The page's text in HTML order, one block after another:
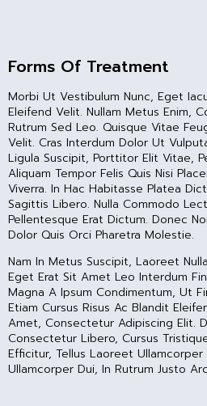
Forms Of Treatment
Morbi Ut Vestibulum Nunc, Eget
Eleifend Velit. Nullam Metus Enim,
Rutrum Sed Leo. Quisque Vitae
Velit. Cras Interdum Dolor Ut
Ligula Suscipit, Porttitor Elit Vitae,
Aliquam Tempor Felis Quis Nisi
Viverra. In Hac Habitasse Platea
Sagittis Libero. Nulla Commodo
Pellentesque Erat Dictum. Donec
Dolor Quis Orci Pharetra Molestie.
Nam In Metus Suscipit, Laoreet
Eget Erat Sit Amet Leo Interdum
Magna A Ipsum Condimentum, Ut
Etiam Cursus Risus Ac Blandit
Amet, Consectetur Adipiscing Elit.
Consectetur Libero, Cursus
Efficitur, Tellus Laoreet
Ullamcorper Dui, In Rutrum Justo